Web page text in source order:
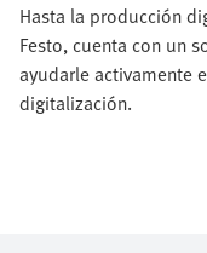
Hasta la producción
Festo, cuenta con un
ayudarle activamente
digitalización.